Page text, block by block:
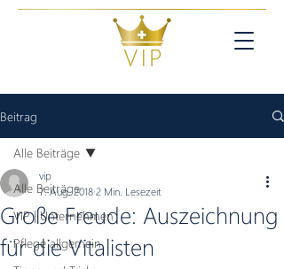
Beitrag
Alle Beiträge
VIP | Unternehmen
Pflege allgemein
Alle Beiträge
Große Freude: Auszeichnung
für die Vitalisten
vip
7. Aug. 20182 Min. Lesezeit